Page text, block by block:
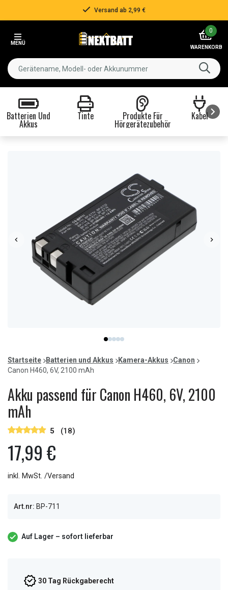
Versand ab 2,99 €
MENÜ
0
WARENKORB
Batterien Und
Akkus
Tinte Produkte Für
Hörgerätezubehör
Kabel
item
0
item
1
item
2
item
3
item
4
of
5
Startseite Batterien und Akkus Kamera-Akkus
Canon
Canon H460, 6V, 2100 mAh
Akku passend für Canon H460, 6V, 2100
mAh
5 (18)
17,99 €
inkl. MwSt. /Versand
Art.nr: BP-711
Auf Lager – sofort lieferbar
30 Tag Rückgaberecht